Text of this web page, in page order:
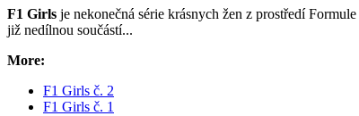
F1 Girls je nekonečná série krásnych žen z prostředí Formule
již nedílnou součástí...
More:
F1 Girls č. 2
F1 Girls č. 1